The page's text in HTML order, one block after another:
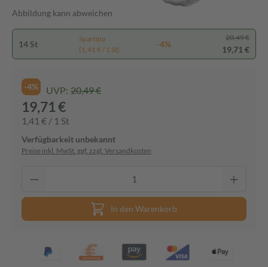
Abbildung kann abweichen
14 St
Spartipp
(1,41 € / 1 St)
-4%
20,49 €
19,71 €
-4% UVP: 20,49 €
19,71 €
1,41 € / 1 St
Verfügbarkeit unbekannt
Preise inkl. MwSt. ggf. zzgl. Versandkosten
In den Warenkorb